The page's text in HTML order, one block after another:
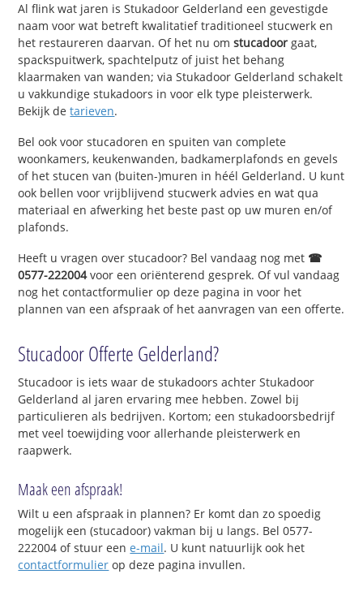
Al flink wat jaren is Stukadoor Gelderland een gevestigde
naam voor wat betreft kwalitatief traditioneel stucwerk en
het restaureren daarvan. Of het nu omstucadoor gaat,
spackspuitwerk, spachtelputz of juist het behang
klaarmaken van wanden; via Stukadoor Gelderland schakelt
u vakkundige stukadoors in voor elk type pleisterwerk.
Bekijk detarieven.
Bel ook voor stucadoren en spuiten van complete
woonkamers, keukenwanden, badkamerplafonds en gevels
of het stucen van (buiten-)muren in héél Gelderland. U kunt
ook bellen voor vrijblijvend stucwerk advies en wat qua
materiaal en afwerking het beste past op uw muren en/of
plafonds.
Heeft u vragen over stucadoor? Bel vandaag nog met ☎
0577-222004voor een oriënterend gesprek. Of vul vandaag
nog het contactformulier op deze pagina in voor het
plannen van een afspraak of het aanvragen van een offerte.
Stucadoor Offerte Gelderland?
Stucadoor is iets waar de stukadoors achter Stukadoor
Gelderland al jaren ervaring mee hebben. Zowel bij
particulieren als bedrijven. Kortom; een stukadoorsbedrijf
met veel toewijding voor allerhande pleisterwerk en
raapwerk.
Maak een afspraak!
Wilt u een afspraak in plannen? Er komt dan zo spoedig
mogelijk een (stucadoor) vakman bij u langs. Bel 0577-
222004 of stuur eene-mail. U kunt natuurlijk ook het
contactformulier op deze pagina invullen.